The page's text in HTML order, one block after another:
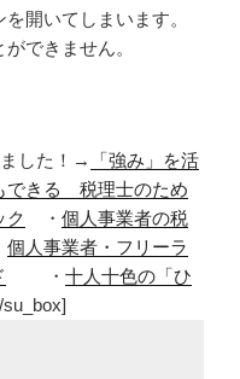
開いてしまいます。
できません。
した！→
「強み」を活
できる 税理士のため
ク
・ 個人事業者の税
個人事業者・フリーラ
・ 十人十色の「ひ